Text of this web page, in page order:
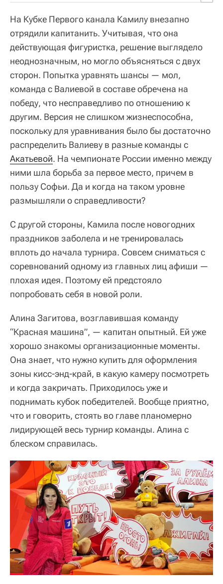
На Кубке Первого канала Камилу внезапно
отрядили капитанить. Учитывая, что она
действующая фигуристка, решение выглядело
неоднозначным, но могло объясняться с двух
сторон. Попытка уравнять шансы — мол,
команда с Валиевой в составе обречена на
победу, что несправедливо по отношению к
другим. Версия не слишком жизнеспособна,
поскольку для уравнивания было бы достаточно
распределить Валиеву в разные команды с
Акатьевой. На чемпионате России именно между
ними шла борьба за первое место, причем в
пользу Софьи. Да и когда на таком уровне
размышляли о справедливости?
С другой стороны, Камила после новогодних
праздников заболела и не тренировалась
вплоть до начала турнира. Совсем сниматься с
соревнований одному из главных лиц афиши —
плохая идея. Поэтому ей предстояло
попробовать себя в новой роли.
Алина Загитова, возглавившая команду
“Красная машина”, — капитан опытный. Ей уже
хорошо знакомы организационные моменты.
Она знает, что нужно купить для оформления
зоны кисс-энд-край, в какую камеру посмотреть
и когда закричать. Приходилось уже и
поднимать кубок победителей. Вообще приятно,
что и говорить, стоять во главе планомерно
лидирующей весь турнир команды. Алина с
блеском справилась.